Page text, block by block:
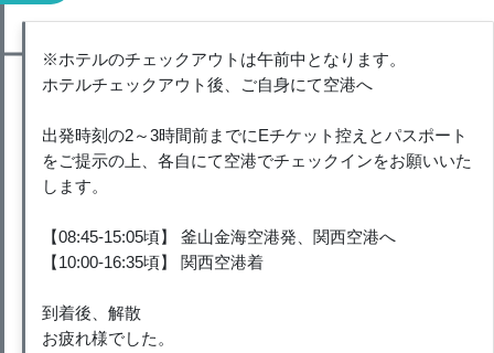
※ホテルのチェックアウトは午前中となります。
ホテルチェックアウト後、ご自身にて空港へ
出発時刻の2～3時間前までにEチケット控えとパスポート
をご提示の上、各自にて空港でチェックインをお願いいた
します。
【08:45-15:05頃】 釜山金海空港発、関西空港へ
【10:00-16:35頃】 関西空港着
到着後、解散
お疲れ様でした。